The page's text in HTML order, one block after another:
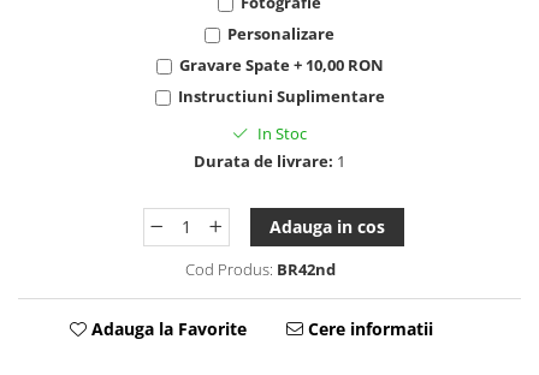
Tablou Personalizat Personalizare
Gravare Spate + 10,00 RON
Instructiuni Suplimentare
In Stoc
Durata de livrare: 1
Adauga in cos
Cod Produs: BR42nd
Adauga la Favorite Cere informatii